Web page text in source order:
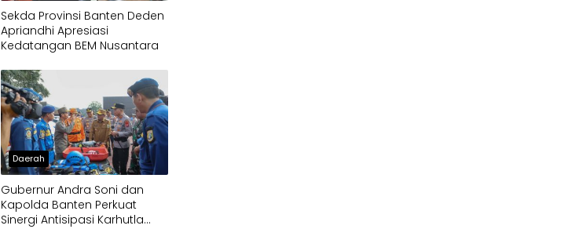
Sekda Provinsi Banten Deden
Apriandhi Apresiasi
Kedatangan BEM Nusantara
Daerah
Gubernur Andra Soni dan
Kapolda Banten Perkuat
Sinergi Antisipasi Karhutla